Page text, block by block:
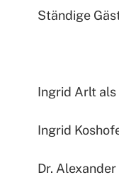
Ständige
Ingrid Arlt
Ingrid
Dr.